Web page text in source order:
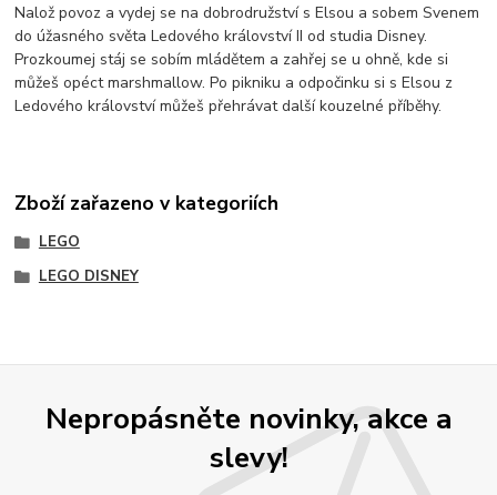
Nalož povoz a vydej se na dobrodružství s Elsou a sobem Svenem
do úžasného světa Ledového království II od studia Disney.
Prozkoumej stáj se sobím mládětem a zahřej se u ohně, kde si
můžeš opéct marshmallow. Po pikniku a odpočinku si s Elsou z
Ledového království můžeš přehrávat další kouzelné příběhy.
Zboží zařazeno v kategoriích
LEGO
LEGO DISNEY
Nepropásněte novinky, akce a
slevy!